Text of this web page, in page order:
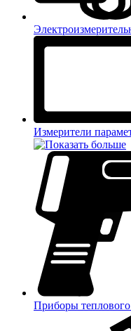
Измерители
Приборы теплового